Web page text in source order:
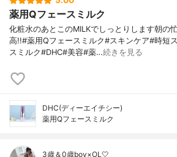
薬用Qフェースミルク
化粧水のあとこのMILKでしっとりします朝の
高!!#薬用Qフェースミルク#スキンケア#時短
スミルク#DHC#美容#薬…続きを見る
DHC(ディーエイチシー)
薬用Qフェースミルク
3歳＆0歳boy×OL🤍